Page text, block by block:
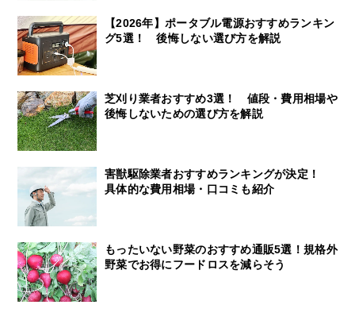
【2026年】ポータブル電源おすすめランキン
グ5選！ 後悔しない選び方を解説
芝刈り業者おすすめ3選！ 値段・費用相場や
後悔しないための選び方を解説
害獣駆除業者おすすめランキングが決定！
具体的な費用相場・口コミも紹介
もったいない野菜のおすすめ通販5選！規格外
野菜でお得にフードロスを減らそう